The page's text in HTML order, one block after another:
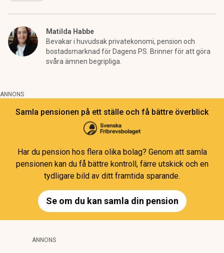
Matilda Habbe
Bevakar i huvudsak privatekonomi, pension och
bostadsmarknad för Dagens PS. Brinner för att göra
svåra ämnen begripliga.
ANNONS
Samla pensionen på ett ställe och få bättre överblick
Har du pension hos flera olika bolag? Genom att samla
pensionen kan du få bättre kontroll, färre utskick och en
tydligare bild av ditt framtida sparande.
Se om du kan samla din pension
ANNONS